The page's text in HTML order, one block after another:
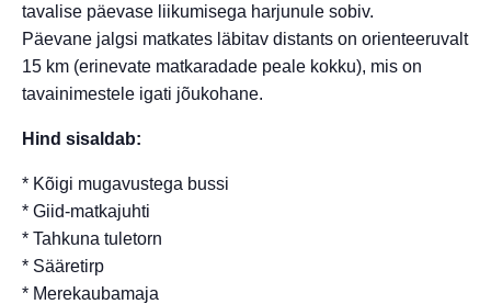
tavalise päevase liikumisega harjunule sobiv.
Päevane jalgsi matkates läbitav distants on orienteeruvalt
15 km (erinevate matkaradade peale kokku), mis on
tavainimestele igati jõukohane.
Hind sisaldab:
* Kõigi mugavustega bussi
* Giid-matkajuhti
* Tahkuna tuletorn
* Sääretirp
* Merekaubamaja